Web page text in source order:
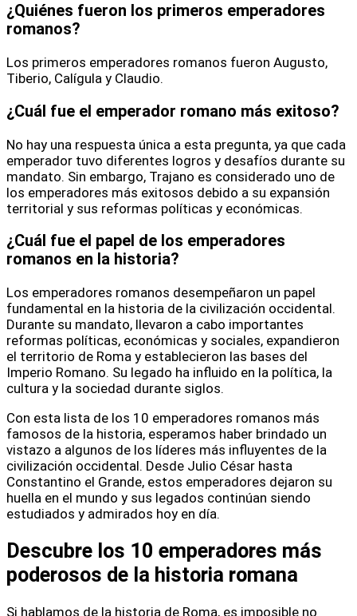
¿Quiénes fueron los primeros emperadores
romanos?
Los primeros emperadores romanos fueron Augusto,
Tiberio, Calígula y Claudio.
¿Cuál fue el emperador romano más exitoso?
No hay una respuesta única a esta pregunta, ya que cada
emperador tuvo diferentes logros y desafíos durante su
mandato. Sin embargo, Trajano es considerado uno de
los emperadores más exitosos debido a su expansión
territorial y sus reformas políticas y económicas.
¿Cuál fue el papel de los emperadores
romanos en la historia?
Los emperadores romanos desempeñaron un papel
fundamental en la historia de la civilización occidental.
Durante su mandato, llevaron a cabo importantes
reformas políticas, económicas y sociales, expandieron
el territorio de Roma y establecieron las bases del
Imperio Romano. Su legado ha influido en la política, la
cultura y la sociedad durante siglos.
Con esta lista de los 10 emperadores romanos más
famosos de la historia, esperamos haber brindado un
vistazo a algunos de los líderes más influyentes de la
civilización occidental. Desde Julio César hasta
Constantino el Grande, estos emperadores dejaron su
huella en el mundo y sus legados continúan siendo
estudiados y admirados hoy en día.
Descubre los 10 emperadores más
poderosos de la historia romana
Si hablamos de la historia de Roma, es imposible no